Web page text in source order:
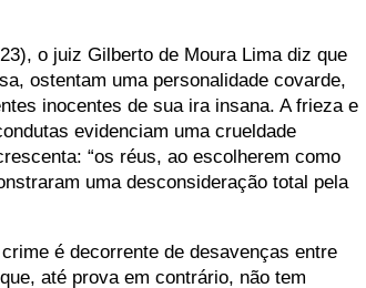
o juiz Gilberto de Moura Lima diz que
ostentam uma personalidade covarde,
inocentes de sua ira insana. A frieza e
evidenciam uma crueldade
“os réus, ao escolherem como
uma desconsideração total pela
é decorrente de desavenças entre
até prova em contrário, não tem